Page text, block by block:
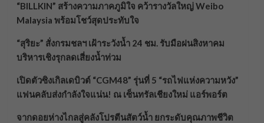
“BILLKIN” สร้างความภาคภูมิใจ คว้ารางวัลใหญ่ Weibo
Malaysia พร้อมโชว์สุดประทับใจ
“สุริยะ” สั่งกรมชลฯ เฝ้าระวังน้ำ 24 ชม. รับมือฝนสิงหาคม
บริหารเชิงรุกลดเสี่ยงน้ำท่วม
เปิดตัวซิงเกิลเดบิวต์ “CGM48” รุ่นที่ 5 “รถไฟแห่งความหวัง”
แฟนคลับส่งกำลังใจแน่น! ณ เซ็นทรัลเชียงใหม่ แอร์พอร์ต
จากดอยห่างไกลสู่คลังโปรตีนสัตว์น้ำ ยกระดับคุณภาพชีวิต